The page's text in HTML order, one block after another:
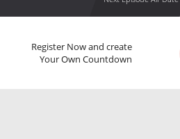
Register Now and create
Your Own Countdown